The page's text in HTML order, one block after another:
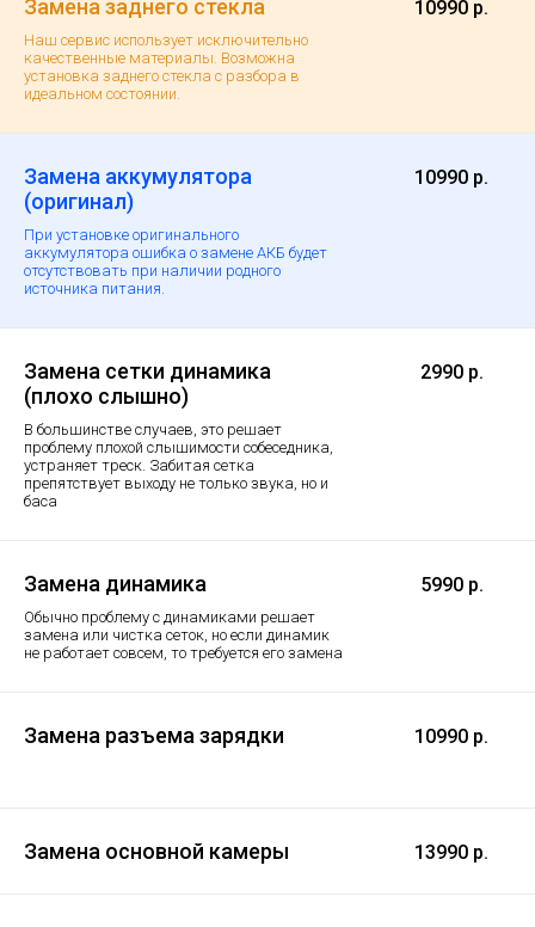
Замена заднего стекла
Наш сервис использует исключительно
качественные материалы. Возможна
установка заднего стекла с разбора в
идеальном состоянии.
10990 р.
Замена аккумулятора
(оригинал)
При установке оригинального
аккумулятора ошибка о замене АКБ будет
отсутствовать при наличии родного
источника питания.
10990 р.
Замена сетки динамика
(плохо слышно)
В большинстве случаев, это решает
проблему плохой слышимости собеседника,
устраняет треск. Забитая сетка
препятствует выходу не только звука, но и
баса
2990 р.
Замена динамика
Обычно проблему с динамиками решает
замена или чистка сеток, но если динамик
не работает совсем, то требуется его замена
5990 р.
Замена разъема зарядки 10990 р.
Замена основной камеры 13990 р.